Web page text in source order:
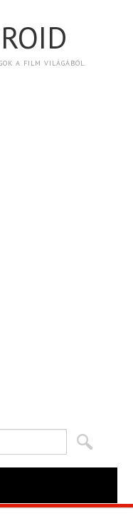
A FILM VILÁGÁBÓL.